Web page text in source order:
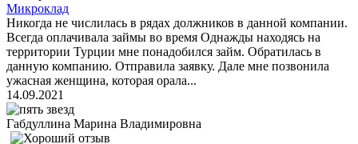
Микроклад
Никогда не числилась в рядах должников в данной компании.
Всегда оплачивала займы во время Однажды находясь на
территории Турции мне понадобился займ. Обратилась в
данную компанию. Отправила заявку. Дале мне позвонила
ужасная женщина, которая орала...
14.09.2021
Габдуллина Марина Владимировна